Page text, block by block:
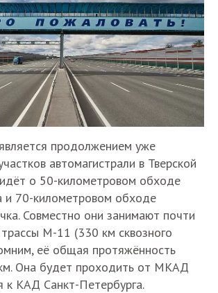
продолжением уже
автомагистрали в Тверской
о 50-километровом обходе
и 70-километровом обходе
Совместно они занимают почти
М-11 (330 км сквозного
её общая протяжённость
Она будет проходить от МКАД
к КАД Санкт-Петербурга.